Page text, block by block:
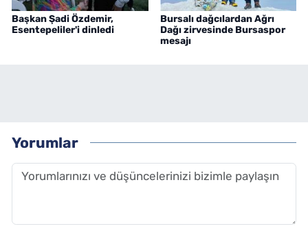
Başkan Şadi Özdemir,
Esentepeliler'i dinledi
Bursalı dağcılardan Ağrı
Dağı zirvesinde Bursaspor
mesajı
Yorumlar